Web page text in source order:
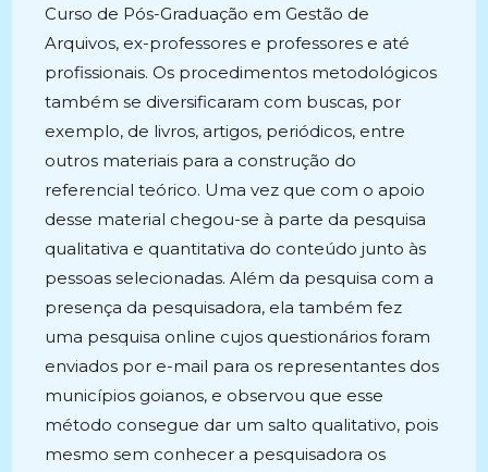
Curso de Pós-Graduação em Gestão de
Arquivos, ex-professores e professores e até
profissionais. Os procedimentos metodológicos
também se diversificaram com buscas, por
exemplo, de livros, artigos, periódicos, entre
outros materiais para a construção do
referencial teórico. Uma vez que com o apoio
desse material chegou-se à parte da pesquisa
qualitativa e quantitativa do conteúdo junto às
pessoas selecionadas. Além da pesquisa com a
presença da pesquisadora, ela também fez
uma pesquisa online cujos questionários foram
enviados por e-mail para os representantes dos
municípios goianos, e observou que esse
método consegue dar um salto qualitativo, pois
mesmo sem conhecer a pesquisadora os